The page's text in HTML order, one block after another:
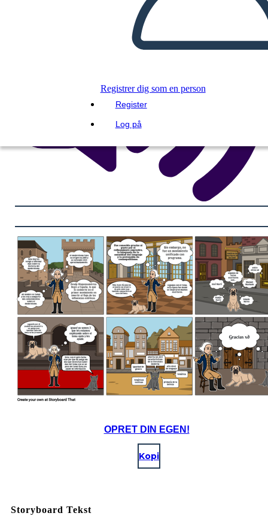
Registrer dig som en person
Register
Log på
OPRET DIN EGEN!
Kopi
Storyboard Tekst